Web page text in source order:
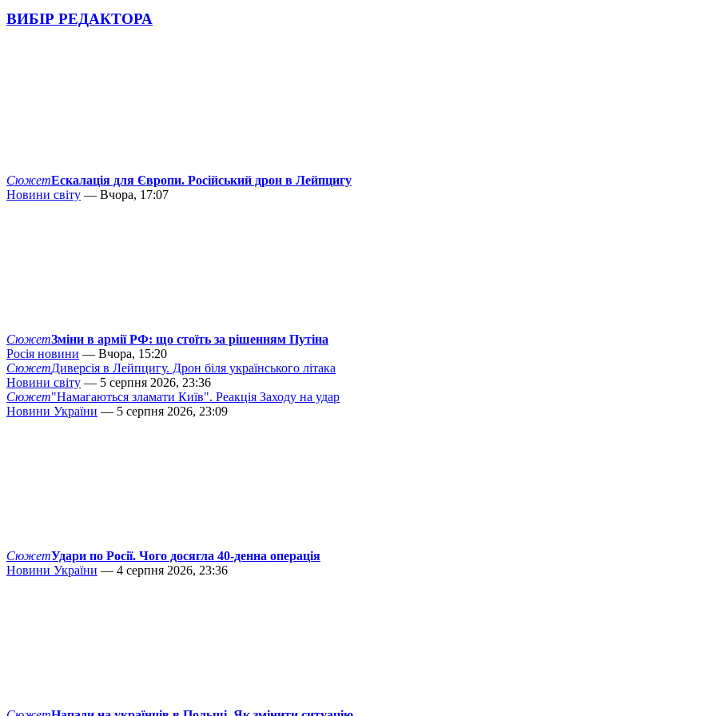
ВИБІР РЕДАКТОРА
СюжетЕскалація для Європи. Російський дрон в Лейпцигу
Новини світу — Вчора, 17:07
СюжетЗміни в армії РФ: що стоїть за рішенням Путіна
Росія новини — Вчора, 15:20
СюжетДиверсія в Лейпцигу. Дрон біля українського літака
Новини світу — 5 серпня 2026, 23:36
Сюжет"Намагаються зламати Київ". Реакція Заходу на удар
Новини України — 5 серпня 2026, 23:09
СюжетУдари по Росії. Чого досягла 40-денна операція
Новини України — 4 серпня 2026, 23:36